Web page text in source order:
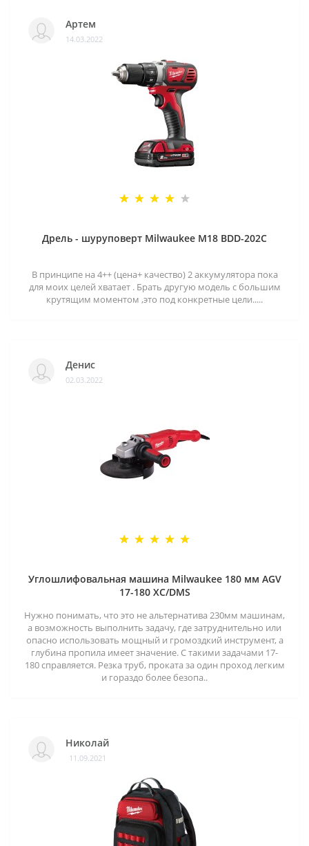
Артем
14.03.2022
Дрель - шуруповерт Milwaukee M18 BDD-202C
В принципе на 4++ (цена+ качество) 2 аккумулятора пока
для моих целей хватает . Брать другую модель с большим
крутящим моментом ,это под конкретные цели.....
Денис
02.03.2022
Углошлифовальная машина Milwaukee 180 мм AGV
17-180 XC/DMS
Нужно понимать, что это не альтернатива 230мм машинам,
а возможность выполнить задачу, где затруднительно или
опасно использовать мощный и громоздкий инструмент, а
глубина пропила имеет значение. С такими задачами 17-
180 справляется. Резка труб, проката за один проход легким
и гораздо более безопа..
Николай
11.09.2021